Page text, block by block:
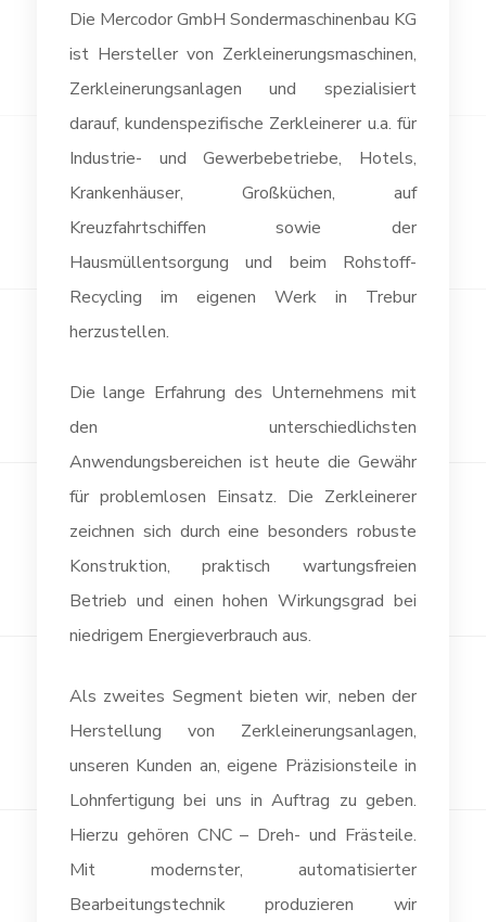
Die Mercodor GmbH Sondermaschinenbau KG
ist Hersteller von Zerkleinerungsmaschinen,
Zerkleinerungsanlagen und spezialisiert
darauf, kundenspezifische Zerkleinerer u.a. für
Industrie- und Gewerbebetriebe, Hotels,
Krankenhäuser, Großküchen, auf
Kreuzfahrtschiffen sowie der
Hausmüllentsorgung und beim Rohstoff-
Recycling im eigenen Werk in Trebur
herzustellen.
Die lange Erfahrung des Unternehmens mit
den unterschiedlichsten
Anwendungsbereichen ist heute die Gewähr
für problemlosen Einsatz. Die Zerkleinerer
zeichnen sich durch eine besonders robuste
Konstruktion, praktisch wartungsfreien
Betrieb und einen hohen Wirkungsgrad bei
niedrigem Energieverbrauch aus.
Als zweites Segment bieten wir, neben der
Herstellung von Zerkleinerungsanlagen,
unseren Kunden an, eigene Präzisionsteile in
Lohnfertigung bei uns in Auftrag zu geben.
Hierzu gehören CNC – Dreh- und Frästeile.
Mit modernster, automatisierter
Bearbeitungstechnik produzieren wir